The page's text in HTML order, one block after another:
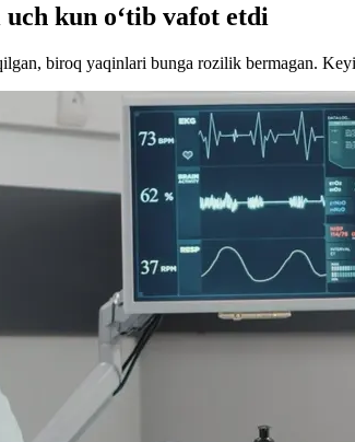
kun o‘tib vafot etdi
biroq yaqinlari bunga rozilik bermagan.